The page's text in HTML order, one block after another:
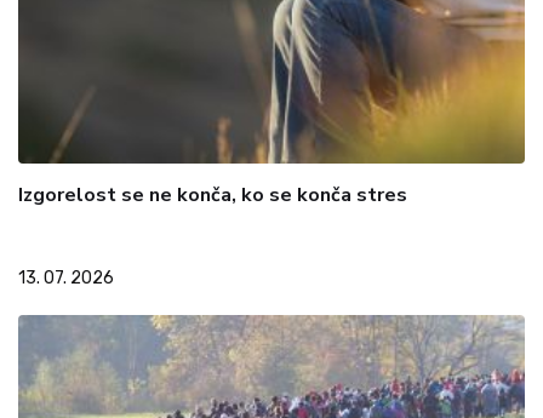
Izgorelost se ne konča, ko se konča stres
13. 07. 2026